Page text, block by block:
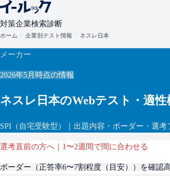
対策企業検索診断
ホーム 企業別テスト情報 ネスレ日本
メーカー
2026年5月 時点の情報
ネスレ日本のWebテスト・適性
SPI （自宅受験型） ｜出題内容・ボーダー・選
選考直前の方へ｜1〜2週間で間に合わせる
ボーダー（正答率6〜7割程度（目安） ）を確認